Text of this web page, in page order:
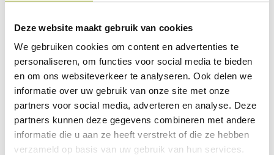
Deze website maakt gebruik van cookies
We gebruiken cookies om content en advertenties te
personaliseren, om functies voor social media te bieden
en om ons websiteverkeer te analyseren. Ook delen we
informatie over uw gebruik van onze site met onze
partners voor social media, adverteren en analyse. Deze
partners kunnen deze gegevens combineren met andere
informatie die u aan ze heeft verstrekt of die ze hebben
verzameld op basis van uw gebruik van hun services.
Indien u gebruik maakt van uw herroepingsrecht, zal het product
– in de originele staat en verpakking aan de ondernemer
verpakking meer beschadigd zijn dan nodig is om het product te
verkopen, dan kunnen we deze waardevermindering van het
product aan u doorberekenen. Behandel het product dus met zorg
en zorg ervoor dat deze bij een retour goed verpakt is.
Om gebruik te maken van dit recht kunt u contact met ons opnemen
viaverkoop@kantenklaarhagen.nl. Wij zullen vervolgens het
verschuldigde orderbedrag binnen 14 dagen na aanmelding van uw
retour terugstorten mits het product reeds in goede orde retour